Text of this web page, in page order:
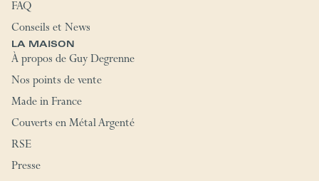
FAQ
Conseils et News
LA MAISON
À propos de Guy Degrenne
Nos points de vente
Made in France
Couverts en Métal Argenté
RSE
Presse